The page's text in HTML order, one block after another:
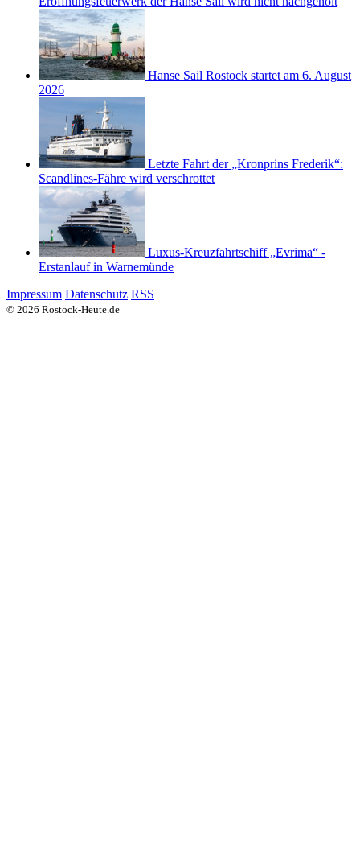
Hanse Sail Rostock startet am 6. August
2026
Letzte Fahrt der „Kronprins Frederik“:
Scandlines-Fähre wird verschrottet
Luxus-Kreuzfahrtschiff „Evrima“ -
Erstanlauf in Warnemünde
Impressum Datenschutz RSS
© 2026 Rostock-Heute.de